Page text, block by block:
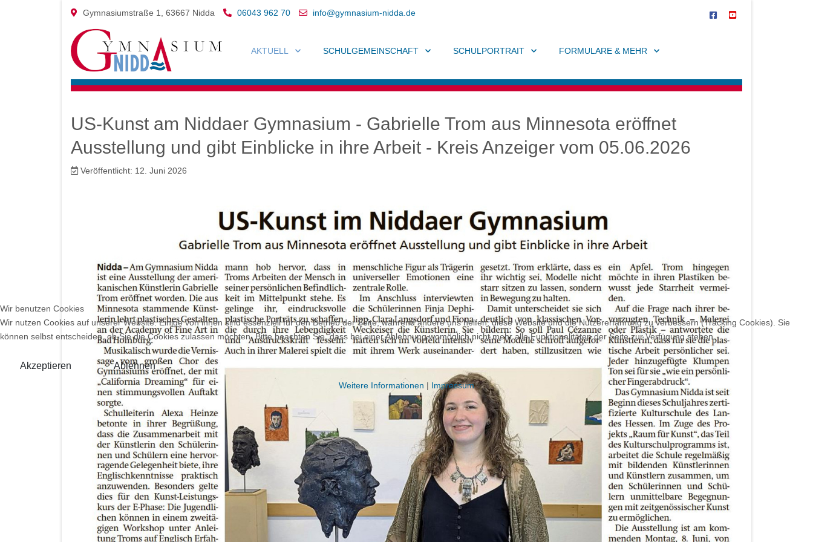
Gymnasiumstraße 1, 63667 Nidda 06043 962 70 info@gymnasium-nidda.de
AKTUELL SCHULGEMEINSCHAFT SCHULPORTRAIT FORMULARE & MEHR
US-Kunst am Niddaer Gymnasium - Gabrielle Trom aus Minnesota eröffnet
Ausstellung und gibt Einblicke in ihre Arbeit - Kreis Anzeiger vom 05.06.2026
Veröffentlicht: 12. Juni 2026
Wir benutzen Cookies
Wir nutzen Cookies auf unserer Website. Einige von ihnen sind essenziell für den Betrieb der Seite, während andere uns helfen, diese Website und die Nutzererfahrung zu verbessern (Tracking Cookies). Sie
können selbst entscheiden, ob Sie die Cookies zulassen möchten. Bitte beachten Sie, dass bei einer Ablehnung womöglich nicht mehr alle Funktionalitäten der Seite zur Verfügung stehen.
Akzeptieren Ablehnen
Weitere Informationen | Impressum